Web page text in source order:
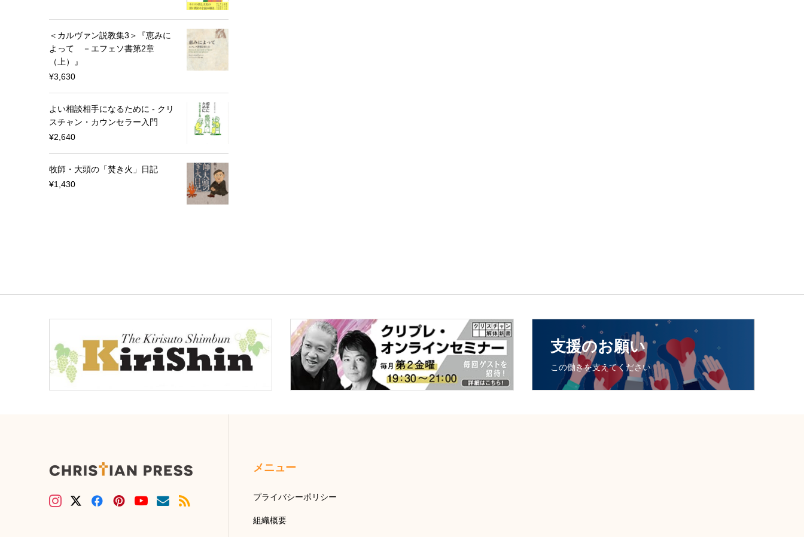
＜カルヴァン説教集3＞『恵みに
よって －エフェソ書第2章
（上）』
¥3,630
よい相談相手になるために - クリ
スチャン・カウンセラー入門
¥2,640
牧師・大頭の「焚き火」日記
¥1,430
支援のお願い
この働きを支えてください
メニュー
プライバシーポリシー
組織概要